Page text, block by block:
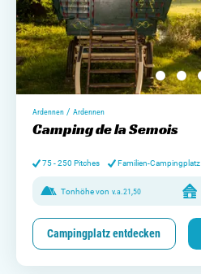
Ardennen / Ardennen
Camping de la Semois
75 - 250 Pitches Familien-Campingplatz
Tonhöhe von v.a. 21,50
Campingplatz entdecken